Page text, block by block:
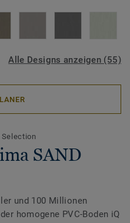
Alle Designs anzeigen (55)
Selection
SAND
und 100 Millionen
homogene PVC-Boden iQ